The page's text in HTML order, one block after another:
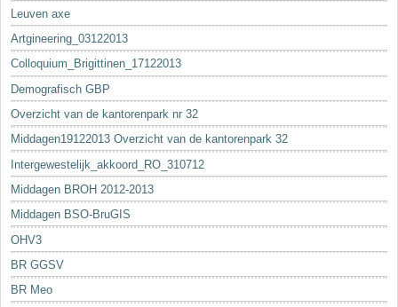
Leuven axe
Artgineering_03122013
Colloquium_Brigittinen_17122013
Demografisch GBP
Overzicht van de kantorenpark nr 32
Middagen19122013 Overzicht van de kantorenpark 32
Intergewestelijk_akkoord_RO_310712
Middagen BROH 2012-2013
Middagen BSO-BruGIS
OHV3
BR GGSV
BR Meo